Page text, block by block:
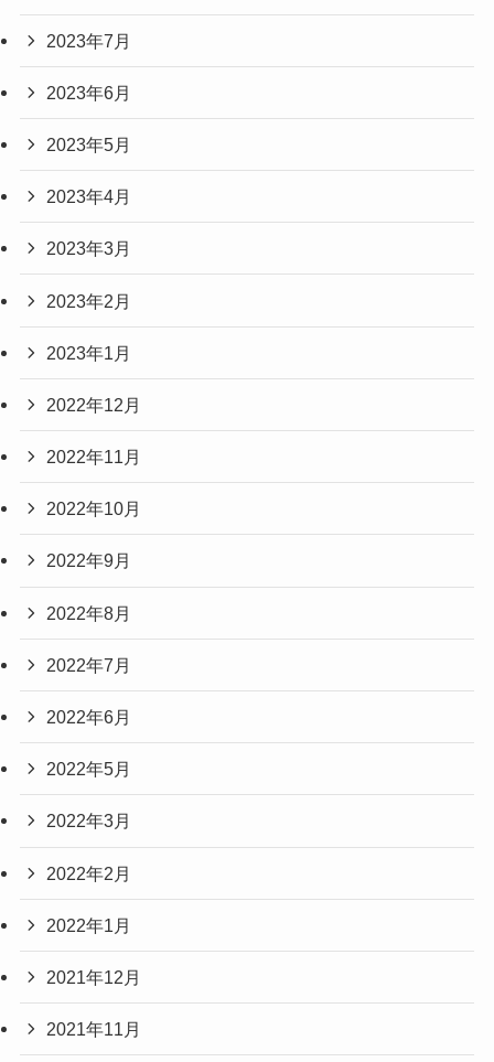
2023年7月
2023年6月
2023年5月
2023年4月
2023年3月
2023年2月
2023年1月
2022年12月
2022年11月
2022年10月
2022年9月
2022年8月
2022年7月
2022年6月
2022年5月
2022年3月
2022年2月
2022年1月
2021年12月
2021年11月